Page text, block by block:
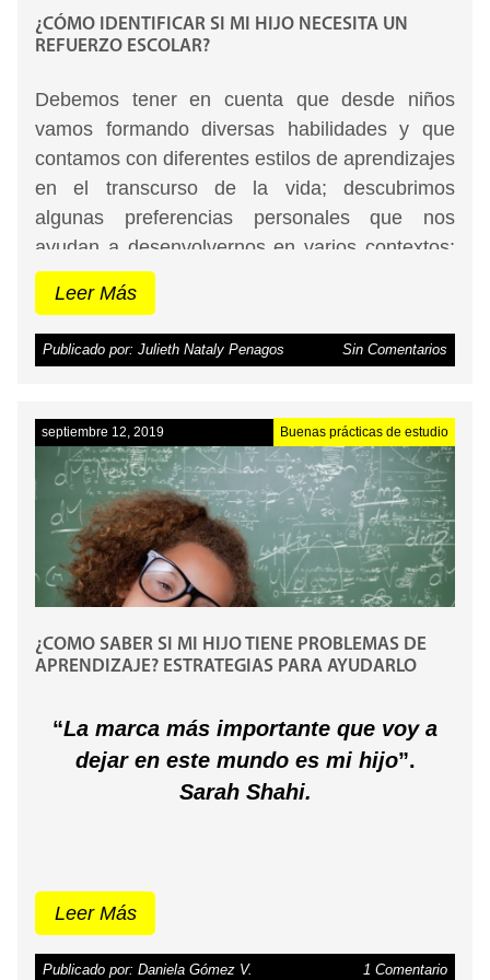
¿CÓMO IDENTIFICAR SI MI HIJO NECESITA UN
REFUERZO ESCOLAR?
Debemos tener en cuenta que desde niños
vamos formando diversas habilidades y que
contamos con diferentes estilos de aprendizajes
en el transcurso de la vida; descubrimos
algunas preferencias personales que nos
ayudan a desenvolvernos en varios contextos;
sin embargo, es usual que en el aula de clase
se alcancen a cubrir, con exclusividad, los
contenidos del plan de estudios obligatorio para
cada grado, dejando de lado el abordaje de
del aprendizaje. En algunos estudiantes la falta
de entrenamiento de dichas habilidades causa
que presenten dificultades que impacten de
manera negativa el rendimiento escolar. ¿Cómo
saber realmente si nuestros hijos necesitan un
refuerzo escolar?Haz clic en este enlace para
conocer si tu hijo tiene problemas de
aprendizaje.
Leer Más
Publicado por: Julieth Nataly Penagos Sin Comentarios
septiembre 12, 2019 Buenas prácticas de estudio
¿COMO SABER SI MI HIJO TIENE PROBLEMAS DE
APRENDIZAJE? ESTRATEGIAS PARA AYUDARLO
“La marca más importante que voy a
dejar en este mundo es mi hijo”.
Sarah Shahi.
Leer Más
Publicado por: Daniela Gómez V. 1 Comentario